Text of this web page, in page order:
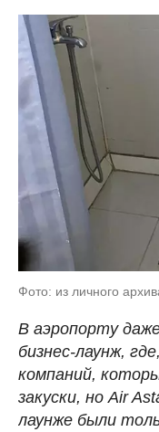
Фото: из личного
В аэропорту
бизнес-лаунж,
компаний,
закуски, но Air
лаунже были